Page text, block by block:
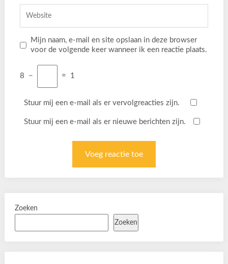
Mijn naam, e-mail en site opslaan in deze browser
voor de volgende keer wanneer ik een reactie plaats.
8 − = 1
Stuur mij een e-mail als er vervolgreacties zijn.
Stuur mij een e-mail als er nieuwe berichten zijn.
Zoeken
Zoeken